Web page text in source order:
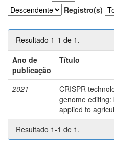
Registro(s)
Resultado 1-1 de 1.
Ano de
publicação
Título
2021
CRISPR
genome
applied to
Resultado 1-1 de 1.